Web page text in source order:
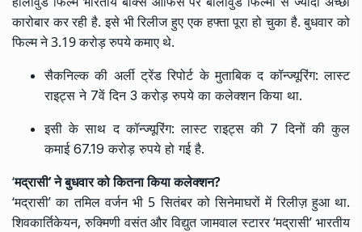
कारोबार कर रही है. इसे भी रिलीज हुए एक हफ्ता पूरा हो चुका है. बुधवार को
फिल्म ने 3.19 करोड़ रुपये कमाए थे.
सैकनिल्क की अर्ली ट्रेंड रिपोर्ट के मुताबिक द कॉन्ज्यूरिंग: लास्ट
राइट्स ने 7वें दिन 3 करोड़ रुपये का कलेक्शन किया था.
इसी के साथ द कॉन्ज्यूरिंग: लास्ट राइट्स की 7 दिनों की कुल
कमाई 67.19 करोड़ रुपये हो गई है.
‘मद्रासी’ने बुधवार को कितना किया कलेक्शन?
‘मद्रासी’ का तमिल वर्जन भी 5 सितंबर को सिनेमाघरों में रिलीज़ हुआ था.
शिवकार्तिकेयन, रुक्मिणी वसंत और विद्युत जामवाल स्टारर ‘मद्रासी’ भारतीय